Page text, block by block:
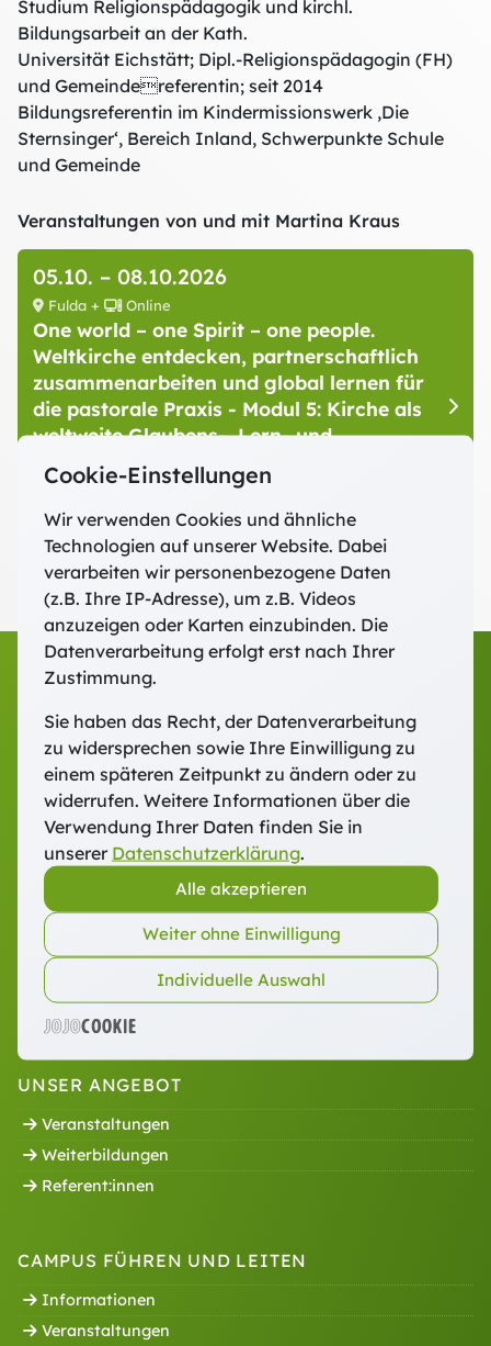
Studium Religionspädagogik und kirchl.
Bildungsarbeit an der Kath.
Universität Eichstätt; Dipl.-Religionspädagogin (FH)
und Gemeindereferentin; seit 2014
Bildungsreferentin im Kindermissionswerk ‚Die
Sternsinger‘, Bereich Inland, Schwerpunkte Schule
und Gemeinde
Veranstaltungen von und mit Martina Kraus
05.10. – 08.10.2026
Fulda + Online
One world – one Spirit – one people.
Weltkirche entdecken, partnerschaftlich
zusammenarbeiten und global lernen für
die pastorale Praxis - Modul 5: Kirche als
weltweite Glaubens-, Lern- und
Solidargemeinschaft
Referent:innen
Prof. Dr. Chibueze Udeani
Martina Kraus
Fort- und Weiterbildung Freising
Domberg 27 · 85354 Freising
+49 (0) 8161 88540-0
E-Mail: fwb@dombergcampus.de
UNSER ANGEBOT
Veranstaltungen
Weiterbildungen
Referent:innen
CAMPUS FÜHREN UND LEITEN
Informationen
Veranstaltungen
Cookie-Einstellungen
Wir verwenden Cookies und ähnliche
Technologien auf unserer Website. Dabei
verarbeiten wir personenbezogene Daten
(z.B. Ihre IP-Adresse), um z.B. Videos
anzuzeigen oder Karten einzubinden. Die
Datenverarbeitung erfolgt erst nach Ihrer
Zustimmung.
Sie haben das Recht, der Datenverarbeitung
zu widersprechen sowie Ihre Einwilligung zu
einem späteren Zeitpunkt zu ändern oder zu
widerrufen. Weitere Informationen über die
Verwendung Ihrer Daten finden Sie in
unserer Datenschutzerklärung.
Alle akzeptieren
Weiter ohne Einwilligung
Individuelle Auswahl